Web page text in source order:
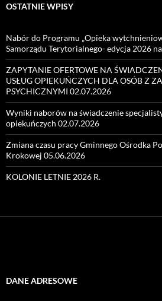
OSTATNIE WPISY
Nabór do Programu „Opieka
Samorządu Terytorialnego- edycja 2026
ZAPYTANIE OFERTOWE NA
USŁUG OPIEKUŃCZYCH DLA OSÓB Z
PSYCHICZNYMI 02.07.2026
Wyniki naborów na świadczenie
opiekuńczych 02.07.2026
Zmiana czasu pracy Gminnego Ośrodka
Krokowej 05.06.2026
KOLONIE LETNIE 2026 R.
DANE ADRESOWE